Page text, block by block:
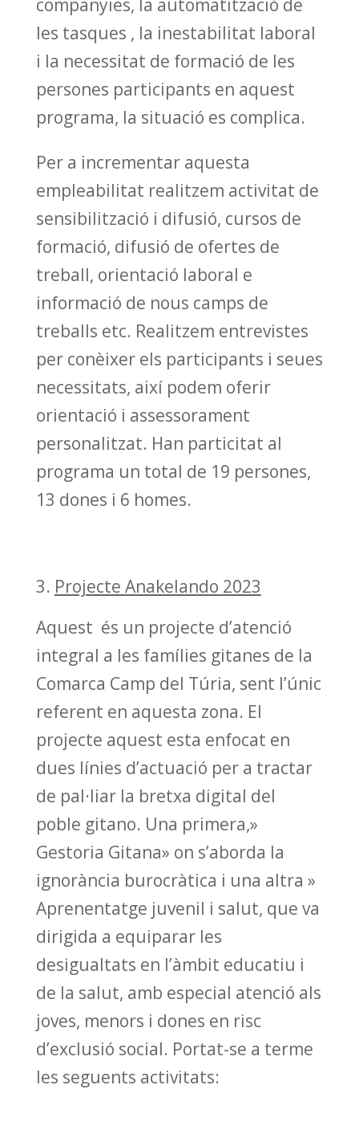
companyies, la automatització de
les tasques , la inestabilitat laboral
i la necessitat de formació de les
persones participants en aquest
programa, la situació es complica.
Per a incrementar aquesta
empleabilitat realitzem activitat de
sensibilització i difusió, cursos de
formació, difusió de ofertes de
treball, orientació laboral e
informació de nous camps de
treballs etc. Realitzem entrevistes
per conèixer els participants i seues
necessitats, així podem oferir
orientació i assessorament
personalitzat. Han particitat al
programa un total de 19 persones,
13 dones i 6 homes.
Projecte Anakelando 2023
Aquest és un projecte d’atenció
integral a les famílies gitanes de la
Comarca Camp del Túria, sent l’únic
referent en aquesta zona. El
projecte aquest esta enfocat en
dues línies d’actuació per a tractar
de pal·liar la bretxa digital del
poble gitano. Una primera,»
Gestoria Gitana» on s’aborda la
ignorància burocràtica i una altra »
Aprenentatge juvenil i salut, que va
dirigida a equiparar les
desigualtats en l’àmbit educatiu i
de la salut, amb especial atenció als
joves, menors i dones en risc
d’exclusió social. Portat-se a terme
les seguents activitats: